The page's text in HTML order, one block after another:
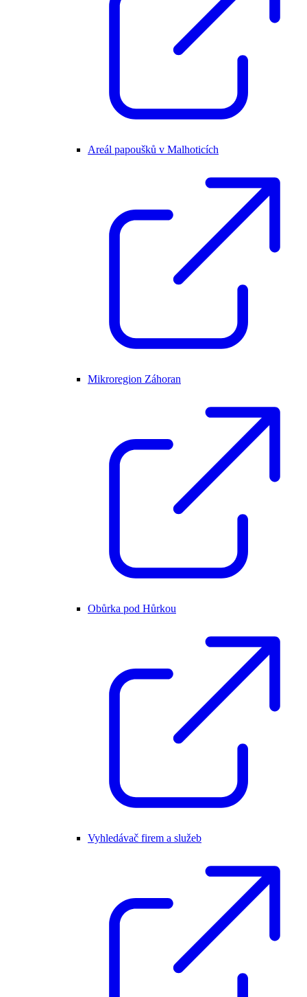
Areál papoušků v Malhoticích
Mikroregion Záhoran
Obůrka pod Hůrkou
Vyhledávač firem a služeb